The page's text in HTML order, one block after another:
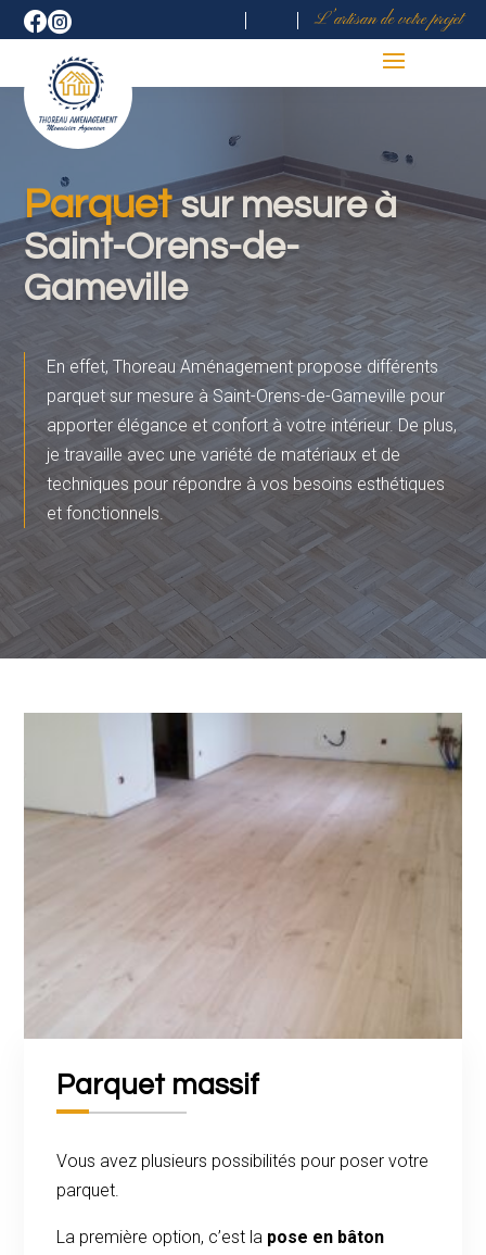
 L’artisan de votre projet
Parquetsur mesure à
Saint-Orens-de-
Gameville
En effet, Thoreau Aménagement propose différents
parquet sur mesure àSaint-Orens-de-Gameville pour
apporter élégance et confort à votre intérieur. De plus,
je travaille avec une variété de matériaux et de
techniques pour répondre à vos besoins esthétiques
etfonctionnels.
Parquet massif
Vous avez plusieurs possibilités pour poser votre
parquet.
La première option, c’est la pose en bâton